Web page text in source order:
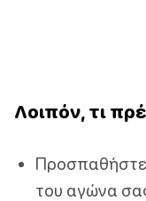
Λοιπόν, τι
του αγώνα